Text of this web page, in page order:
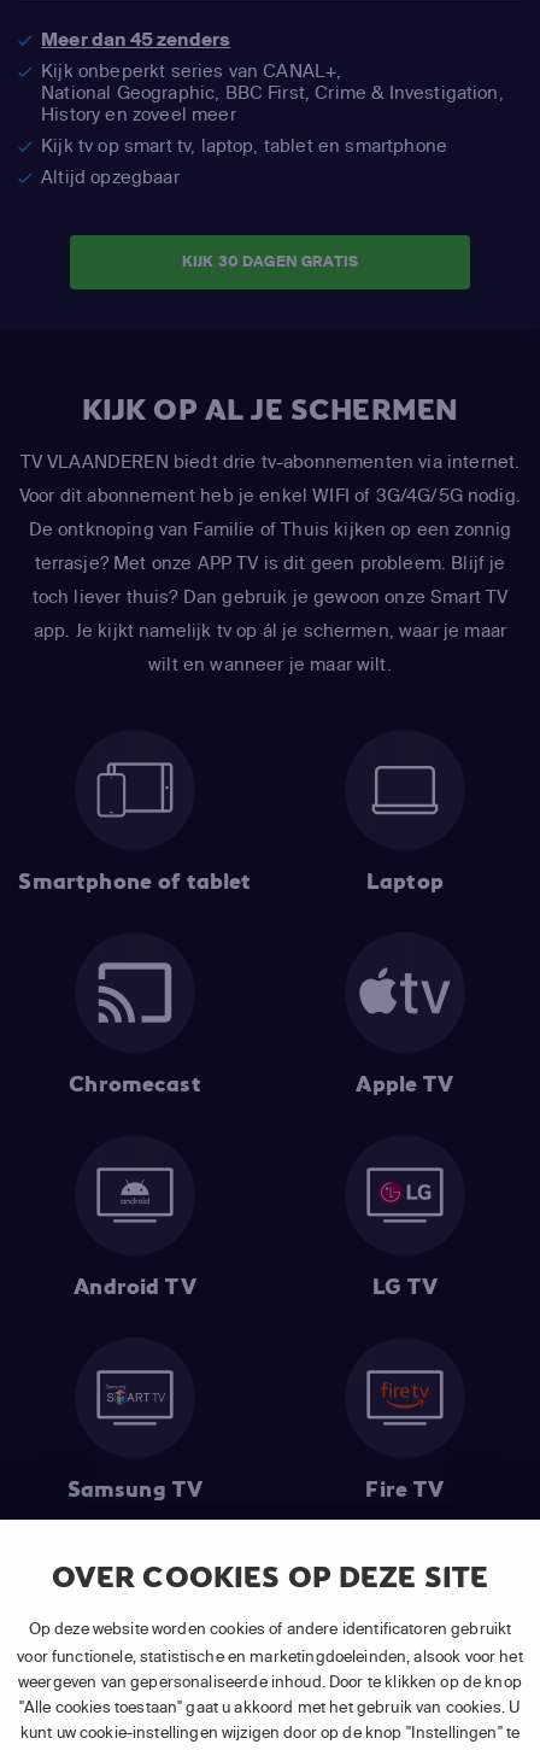
OVER COOKIES OP DEZE SITE
Op deze website worden cookies of andere identificatoren gebruikt
voor functionele, statistische en marketingdoeleinden, alsook voor het
weergeven van gepersonaliseerde inhoud. Door te klikken op de knop
"Alle cookies toestaan" gaat u akkoord met het gebruik van cookies. U
kunt uw cookie-instellingen wijzigen door op de knop "Instellingen" te
Meer dan 45 zenders
Kijk onbeperkt series van CANAL+,
National Geographic, BBC First, Crime & Investigation,
History en zoveel meer
Kijk tv op smart tv, laptop, tablet en smartphone
Altijd opzegbaar
KIJK 30 DAGEN GRATIS
KIJK OP AL JE SCHERMEN
TV VLAANDEREN biedt drie tv-abonnementen via internet.
Voor dit abonnement heb je enkel WIFI of 3G/4G/5G nodig.
De ontknoping van Familie of Thuis kijken op een zonnig
terrasje? Met onze APP TV is dit geen probleem. Blijf je
toch liever thuis? Dan gebruik je gewoon onze Smart TV
app. Je kijkt namelijk tv op ál je schermen, waar je maar
wilt en wanneer je maar wilt.
Smartphone of tablet Laptop
Chromecast Apple TV
Android TV LG TV
Samsung TV Fire TV
(1) De eerste 30 dagen gratis: Geldig op alle nieuwe abonnementen
van APP TV Light, Basic of Plus.
(2) Prijs abonnement : Incl. BTW.
(3) Restart & Replayis beschikbaar voorvolgende zendersafhankelijk
van je gekozen pakket.